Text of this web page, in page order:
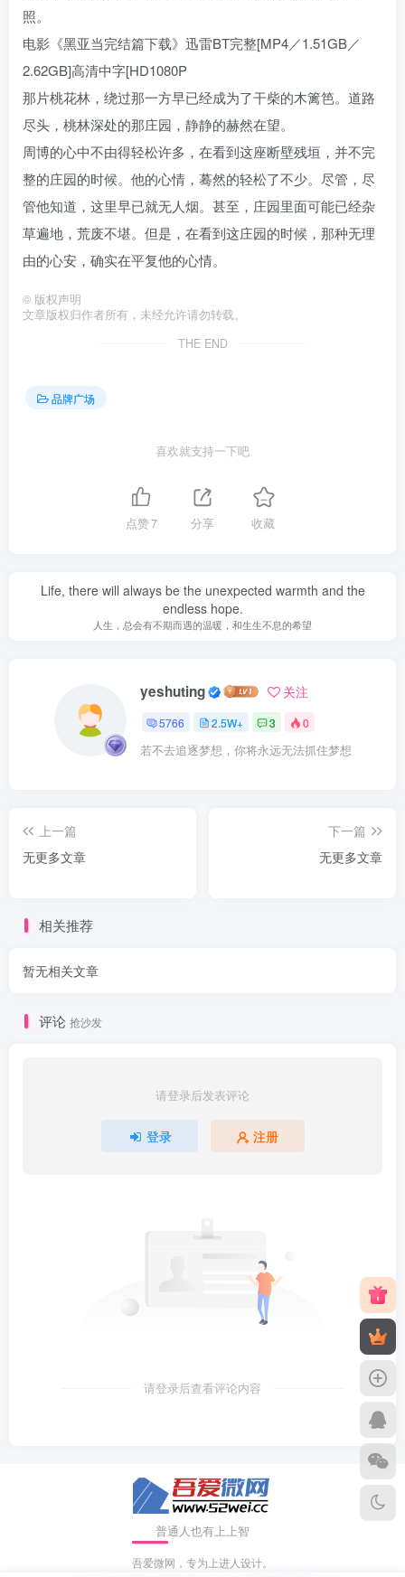
照。
电影《黑亚当完结篇下载》迅雷BT完整[MP4／1.51GB／
2.62GB]高清中字[HD1080P
那片桃花林，绕过那一方早已经成为了干柴的木篱笆。道路
尽头，桃林深处的那庄园，静静的赫然在望。
周博的心中不由得轻松许多，在看到这座断壁残垣，并不完
整的庄园的时候。他的心情，蓦然的轻松了不少。尽管，尽
管他知道，这里早已就无人烟。甚至，庄园里面可能已经杂
草遍地，荒废不堪。但是，在看到这庄园的时候，那种无理
由的心安，确实在平复他的心情。
© 版权声明
文章版权归作者所有，未经允许请勿转载。
THE END
品牌广场
喜欢就支持一下吧
点赞7 分享 收藏
Life, there will always be the unexpected warmth and the
endless hope.
人生，总会有不期而遇的温暖，和生生不息的希望
yeshuting 关注
5766 2.5W+ 3 0
若不去追逐梦想，你将永远无法抓住梦想
上一篇
无更多文章
下一篇
无更多文章
相关推荐
暂无相关文章
评论 抢沙发
请登录后发表评论
登录 注册
请登录后查看评论内容
普通人也有上上智
吾爱微网，专为上进人设计。